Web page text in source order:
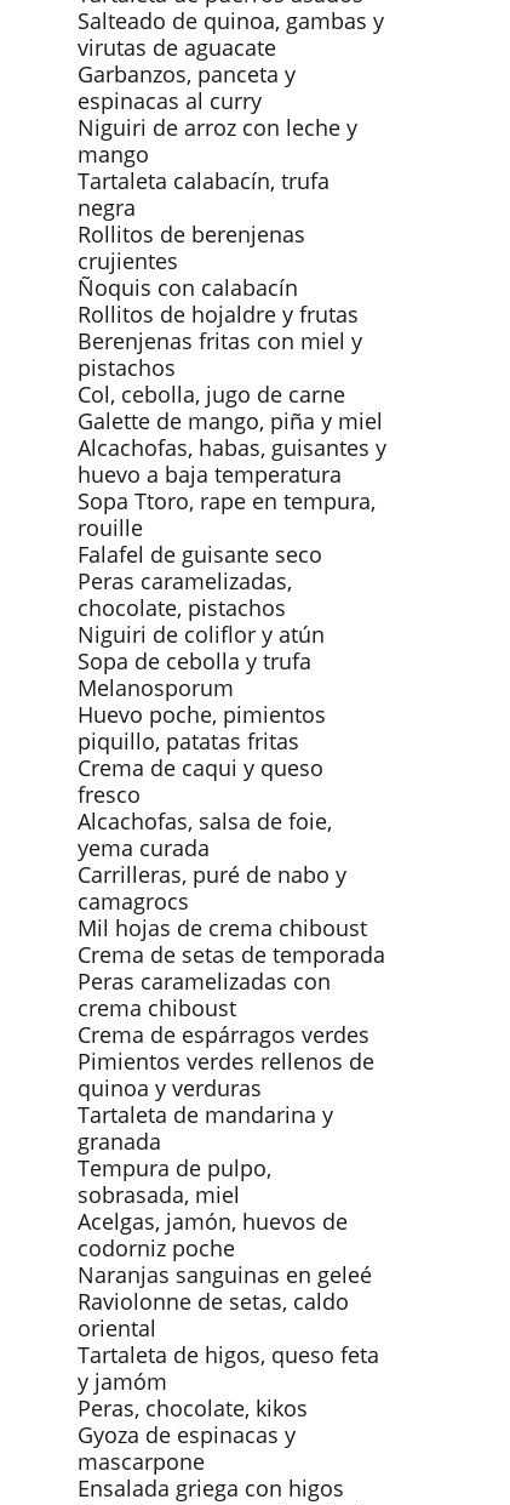
Salteado de quinoa, gambas y
virutas de aguacate
Garbanzos, panceta y
espinacas al curry
Niguiri de arroz con leche y
mango
Tartaleta calabacín, trufa
negra
Rollitos de berenjenas
crujientes
Ñoquis con calabacín
Rollitos de hojaldre y frutas
Berenjenas fritas con miel y
pistachos
Col, cebolla, jugo de carne
Galette de mango, piña y miel
Alcachofas, habas, guisantes y
huevo a baja temperatura
Sopa Ttoro, rape en tempura,
rouille
Falafel de guisante seco
Peras caramelizadas,
chocolate, pistachos
Niguiri de coliflor y atún
Sopa de cebolla y trufa
Melanosporum
Huevo poche, pimientos
piquillo, patatas fritas
Crema de caqui y queso
fresco
Alcachofas, salsa de foie,
yema curada
Carrilleras, puré de nabo y
camagrocs
Mil hojas de crema chiboust
Crema de setas de temporada
Peras caramelizadas con
crema chiboust
Crema de espárragos verdes
Pimientos verdes rellenos de
quinoa y verduras
Tartaleta de mandarina y
granada
Tempura de pulpo,
sobrasada, miel
Acelgas, jamón, huevos de
codorniz poche
Naranjas sanguinas en geleé
Raviolonne de setas, caldo
oriental
Tartaleta de higos, queso feta
y jamóm
Peras, chocolate, kikos
Gyoza de espinacas y
mascarpone
Ensalada griega con higos